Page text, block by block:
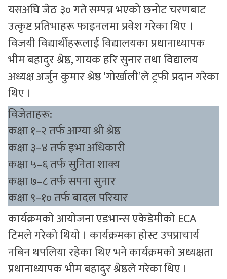
यसअघि जेठ ३० गते सम्पन्न भएको छनोट चरणबाट
उत्कृष्ट प्रतिभाहरू फाइनलमा प्रवेश गरेका थिए ।
विजयी विद्यार्थीहरूलाई विद्यालयका प्रधानाध्यापक
भीम बहादुर श्रेष्ठ, गायक हरि सुनार तथा विद्यालय
अध्यक्ष अर्जुन कुमार श्रेष्ठ ‘गोर्खाली’ले ट्रफी प्रदान गरेका
थिए ।
विजेताहरू:
कक्षा १–२ तर्फ आग्या श्री श्रेष्ठ
कक्षा ३–४ तर्फ इभा अधिकारी
कक्षा ५–६ तर्फ सुनिता शाक्य
कक्षा ७–८ तर्फ सपना सुनार
कक्षा ९–१० तर्फ बादल परियार
कार्यक्रमको आयोजना एडभान्स एकेडेमीको ECA
टिमले गरेको थियो । कार्यक्रमका होस्ट उपप्राचार्य
नबिन थपलिया रहेका थिए भने कार्यक्रमको अध्यक्षता
प्रधानाध्यापक भीम बहादुर श्रेष्ठले गरेका थिए ।